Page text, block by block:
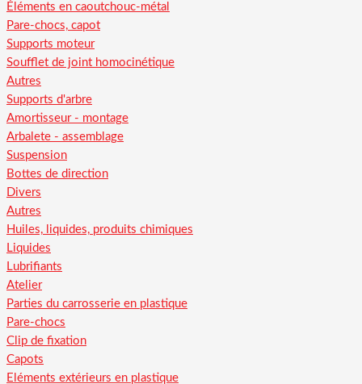
Éléments en caoutchouc-métal
Pare-chocs, capot
Supports moteur
Soufflet de joint homocinétique
Autres
Supports d'arbre
Amortisseur - montage
Arbalete - assemblage
Suspension
Bottes de direction
Divers
Autres
Huiles, liquides, produits chimiques
Liquides
Lubrifiants
Atelier
Parties du carrosserie en plastique
Pare-chocs
Clip de fixation
Capots
Eléments extérieurs en plastique